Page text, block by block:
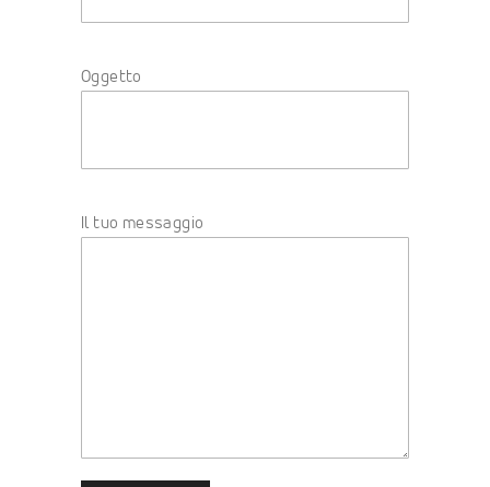
Oggetto
Il tuo messaggio